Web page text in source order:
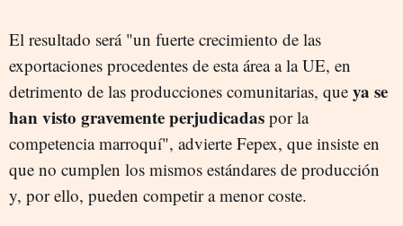
El resultado será "un fuerte crecimiento de las
exportaciones procedentes de esta área a la UE, en
detrimento de las producciones comunitarias, que ya se
han visto gravemente perjudicadas por la
competencia marroquí", advierte Fepex, que insiste en
que no cumplen los mismos estándares de producción
y, por ello, pueden competir a menor coste.